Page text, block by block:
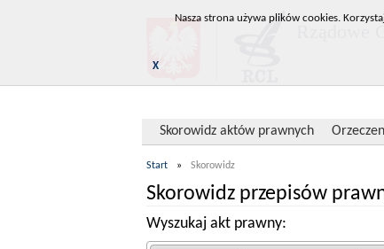
Skorowidz aktów prawnych
Start » Skorowidz
Skorowidz przepisów
Wyszukaj akt prawny:
Nasza strona używa plików cookies.
X